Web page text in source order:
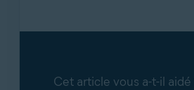
Cet article vous a-t-il aidé